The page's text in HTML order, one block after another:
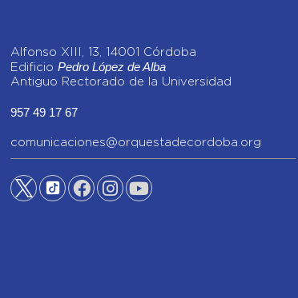
Alfonso XIII, 13, 14001 Córdoba
EdificioPedro López de Alba
Antiguo Rectorado de la Universidad
957 49 17 67
comunicaciones@orquestadecordoba.org